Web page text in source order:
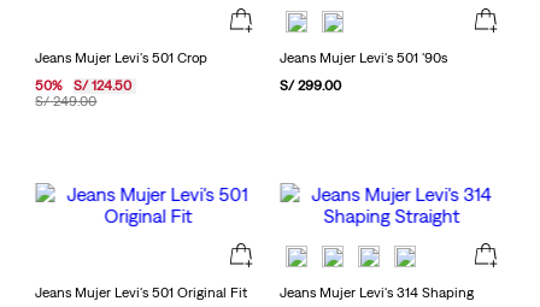
Jeans Mujer Levi's 501 Crop
S/ 249.00
50% S/ 124.50
Jeans Mujer Levi's 501 '90s
S/ 299.00
Jeans Mujer Levi's 501 Original Fit
Jeans Mujer Levi's 314 Shaping